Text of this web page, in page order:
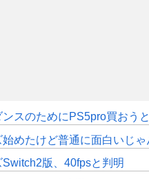
スのためにPS5pro買おう
めたけど普通に面白いじゃ
版、40fpsと判明